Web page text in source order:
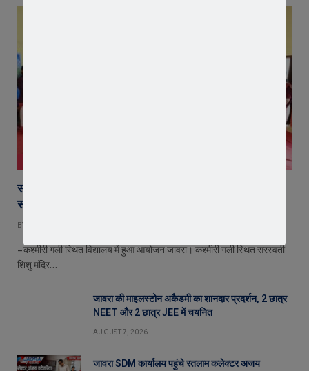
जावरा
सरस्वती शिशु मंदिर पहुंचे संगठन मंत्री योगेश शर्मा, बच्चों को दिलाया
संस्कारों का संकल्प
BY
– कश्मीरी गली स्थित विद्यालय में हुआ आयोजन जावरा। कश्मीरी गली स्थित सरस्वती
शिशु मंदिर…
जावरा की माइलस्टोन अकैडमी का शानदार प्रदर्शन, 2 छात्र
NEET और 2 छात्र JEE में चयनित
AUGUST 7, 2026
जावरा SDM कार्यालय पहुंचे रतलाम कलेक्टर अजय